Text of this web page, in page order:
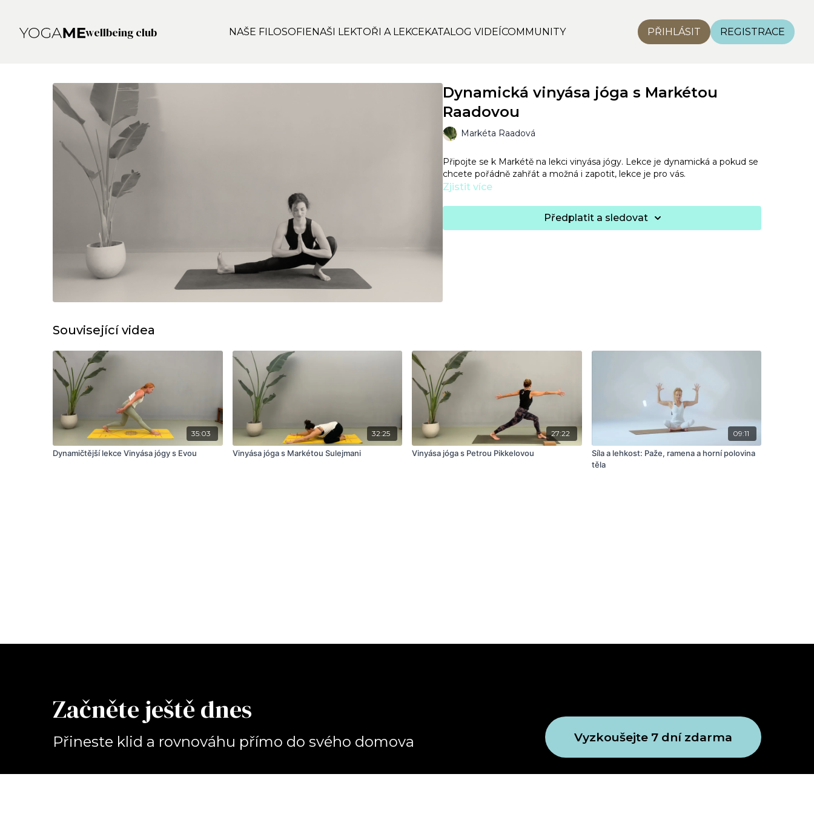
wellbeing club NAŠE FILOSOFIENAŠI LEKTOŘI A LEKCEKATALOG VIDEÍCOMMUNITY PŘIHLÁSIT REGISTRACE
Dynamická vinyása jóga s Markétou
Raadovou
Markéta Raadová
Připojte se k Markétě na lekci vinyása jógy. Lekce je dynamická a pokud se
chcete pořádně zahřát a možná i zapotit, lekce je pro vás.
Zjistit více
Předplatit a sledovat
Související videa
35:03
Dynamičtější lekce Vinyása jógy s Evou
32:25
Vinyása jóga s Markétou Sulejmani
27:22
Vinyása jóga s Petrou Pikkelovou
09:11
Síla a lehkost: Paže, ramena a horní polovina
těla
Začněte ještě dnes
Přineste klid a rovnováhu přímo do svého domova Vyzkoušejte 7 dní zdarma